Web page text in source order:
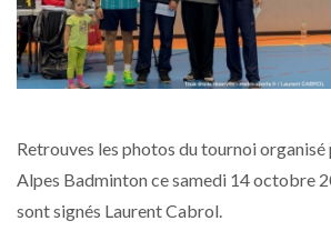
Retrouves les photos du tournoi
Alpes Badminton ce samedi 14 octobre
sont signés Laurent Cabrol.